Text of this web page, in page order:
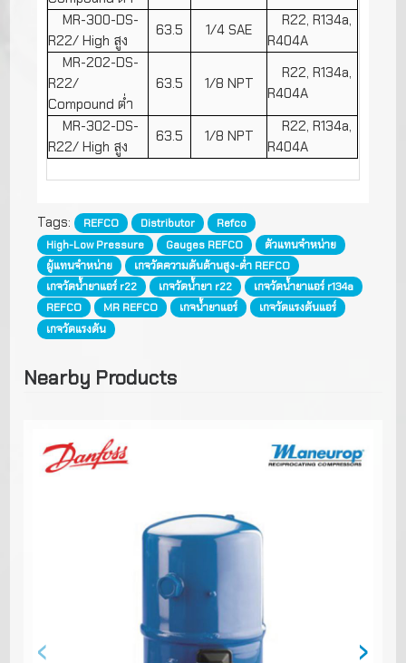
MR-300-DS-
R22/ High สูง
63.5 1/4 SAE
R22, R134a,
R404A
MR-202-DS-
R22/
Compound ต่ำ
63.5 1/8 NPT
R22, R134a,
R404A
MR-302-DS-
R22/ High สูง
63.5 1/8 NPT
R22, R134a,
R404A
Tags: REFCO Distributor
Refco
High-Low Pressure
Gauges REFCO
ตัวแทนจำหน่าย
ผู้แทนจำหน่าย
เกจวัดความดันด้านสูง-ต่ำ REFCO
เกจวัดน้ำยาแอร์ r22
เกจวัดน้ำยา r22
เกจวัดน้ำยาแอร์ r134a
REFCO
MR REFCO เกจน้ำยาแอร์
เกจวัดแรงดันแอร์
เกจวัดแรงดัน
Nearby Products
‹ ›